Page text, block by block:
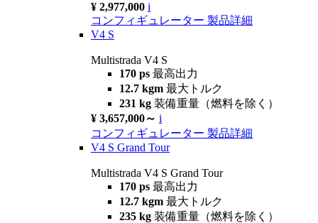
¥ 2,977,000 i
コンフィギュレーター 製品詳細
V4 S
Multistrada V4 S
170 ps 最高出力
12.7 kgm 最大トルク
231 kg 装備重量（燃料を除く）
¥ 3,657,000～ i
コンフィギュレーター 製品詳細
V4 S Grand Tour
Multistrada V4 S Grand Tour
170 ps 最高出力
12.7 kgm 最大トルク
235 kg 装備重量（燃料を除く）